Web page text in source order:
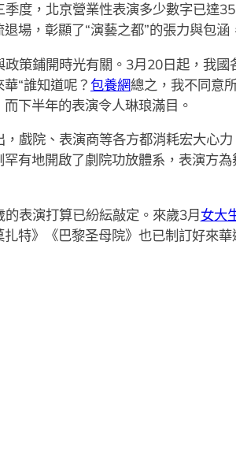
度，北京營業性表演多少數字已達
場，彰顯了“演藝之都”的張力與包
策鋪開時光有關。3月20日起，我
“誰知道呢？包養網總之，我不同意
下半年的表演令人琳琅滿目。
，戲院、表演商等各方都消耗宏大心
有地開啟了劇院功放體系，表演方
表演打算已紛紜敲定。來歲3月女大
特》《巴黎圣母院》也已制訂好來華